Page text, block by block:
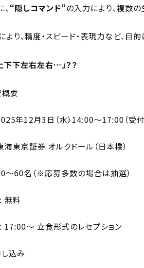
“隠しコマンド”の入力により、複数
より、精度・スピード・表現力など、目
下下左右左右…」？？
要
年12月3日（水）14:00～17:00（受
東京証券 オルクドール（日本橋）
～60名（※応募多数の場合は抽選）
無料
17:00～ 立食形式のレセプション
込み